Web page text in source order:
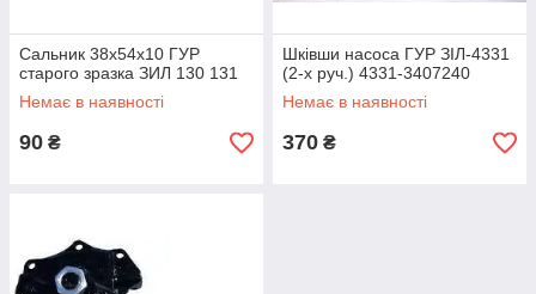
Сальник 38х54х10 ГУР
старого зразка ЗИЛ 130 131
Немає в наявності
90 ₴
Шківши насоса ГУР ЗІЛ-4331
(2-х руч.) 4331-3407240
Немає в наявності
370 ₴